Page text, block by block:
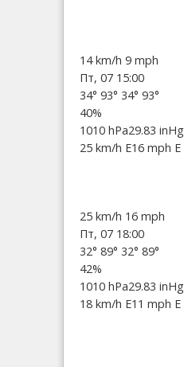
14 km/h 9 mph
Пт, 07 15:00
34° 93° 34° 93°
40%
1010 hPa29.83 inHg
25 km/h E16 mph E
25 km/h 16 mph
Пт, 07 18:00
32° 89° 32° 89°
42%
1010 hPa29.83 inHg
18 km/h E11 mph E